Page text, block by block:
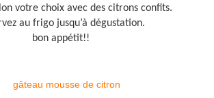
votre choix avec des citrons confits.
au frigo jusqu’à dégustation.
bon appétit!!